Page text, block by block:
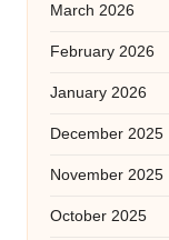
March 2026
February 2026
January 2026
December 2025
November 2025
October 2025